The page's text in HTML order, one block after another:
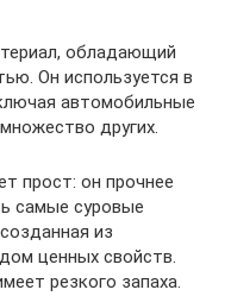
обладающий
Он используется в
автомобильные
других.
прост: он прочнее
самые суровые
из
ценных свойств.
резкого запаха.